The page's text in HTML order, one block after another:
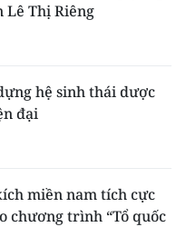
Lê Thị Riêng
hệ sinh thái dược
đại
miền nam tích cực
chương trình “Tổ quốc